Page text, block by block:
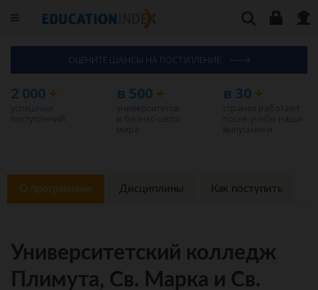
ОЦЕНИТЕ ШАНСЫ НА ПОСТУПЛЕНИЕ
2 000 + в 500 + в 30+
О программме Дисциплины Как поступить
Университетский колледж
Плимута, Св. Марка и Св.